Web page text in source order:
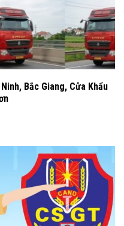
Bắc Giang, Cửa Khẩu